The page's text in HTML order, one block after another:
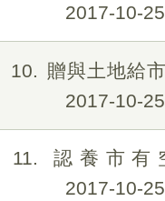
2017-10-25
10
贈與土地給
2017-10-25
11
認養市有
2017-10-25